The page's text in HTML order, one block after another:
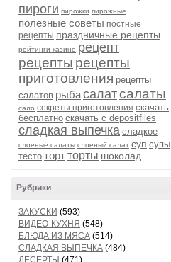
пироги пирожки пирожные
полезные советы постные
рецепты праздничные рецепты
рейтинги казино рецепт
рецепты рецепты
приготовления рецепты
салатов рыбасалатсалаты
сало секреты приготовления скачать
бесплатно скачать с depositfiles
сладкая выпечка сладкое
слоеные салаты слоеный салат суп супы
тесто тортторты шоколад
Рубрики
ЗАКУСКИ (593)
ВИДЕО-КУХНЯ (548)
БЛЮДА ИЗ МЯСА (514)
СЛАДКАЯ ВЫПЕЧКА (484)
ДЕСЕРТЫ (471)